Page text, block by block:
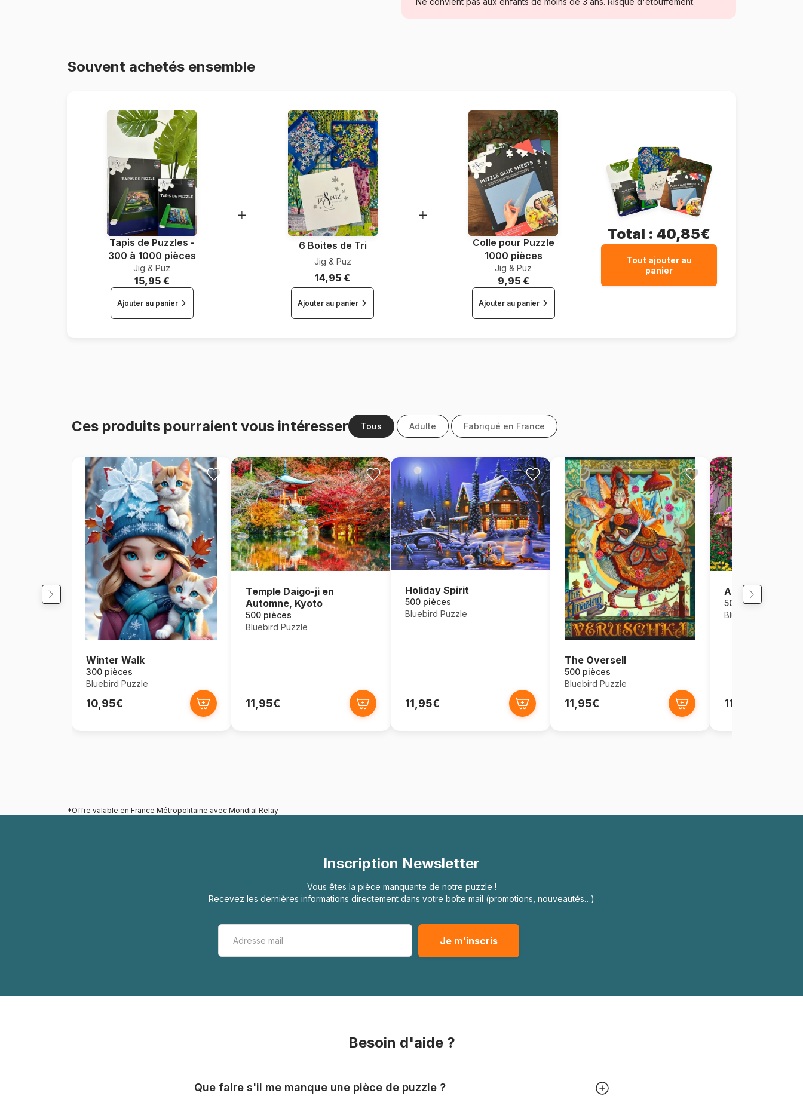
Age à partir de 9 ans (251 à 399 pièces)
Matière primaire
Souvent achetés ensemble
Tapis de Puzzles -
300 à 1000 pièces
Jig & Puz
15,95 €
Ajouter au panier
6 Boites de Tri
Jig & Puz
14,95 €
Ajouter au panier
Colle pour Puzzle
1000 pièces
Jig & Puz
9,95 €
Ajouter au panier
Total : 40,85€
Tout ajouter au
panier
Ces produits pourraient vous intéresser Tous Adulte Fabriqué en France
Winter Walk
300 pièces
Bluebird Puzzle
10,95€
Temple Daigo-ji en
Automne, Kyoto
500 pièces
Bluebird Puzzle
11,95€
Holiday Spirit
500 pièces
Bluebird Puzzle
11,95€
The Oversell
500 pièces
Bluebird Puzzle
11,95€
Abri de Jardin
500 pièces
Bluebird Puzzle
11,95€
*Offre valable en France Métropolitaine avec Mondial Relay
Inscription Newsletter
Vous êtes la pièce manquante de notre puzzle !
Recevez les dernières informations directement dans votre boîte mail (promotions, nouveautés…)
Besoin d'aide ?
Que faire s'il me manque une pièce de puzzle ?